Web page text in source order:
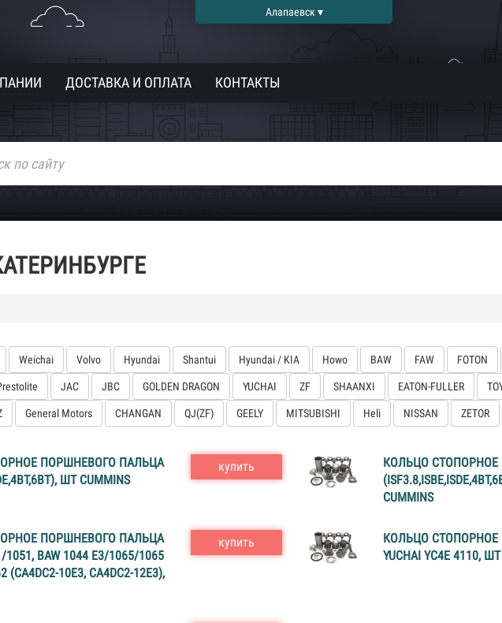
Алапаевск ▾
ДОСТАВКА И ОПЛАТА КОНТАКТЫ
Weichai Volvo Hyundai Shantui Hyundai / KIA Howo BAW FAW FOTON
JAC JBC GOLDEN DRAGON YUCHAI ZF SHAANXI EATON-FULLER
General Motors CHANGAN QJ(ZF) GEELY MITSUBISHI Heli NISSAN ZETOR
ПОРШНЕВОГО ПАЛЬЦА
ШТ CUMMINS
купить
КОЛЬЦО
CUMMINS
ПОРШНЕВОГО ПАЛЬЦА
1051, BAW 1044 E3/1065/1065
(CA4DC2-10E3, CA4DC2-12E3),
купить
КОЛЬЦО
YUCHAI YC4E 4110, ШТ